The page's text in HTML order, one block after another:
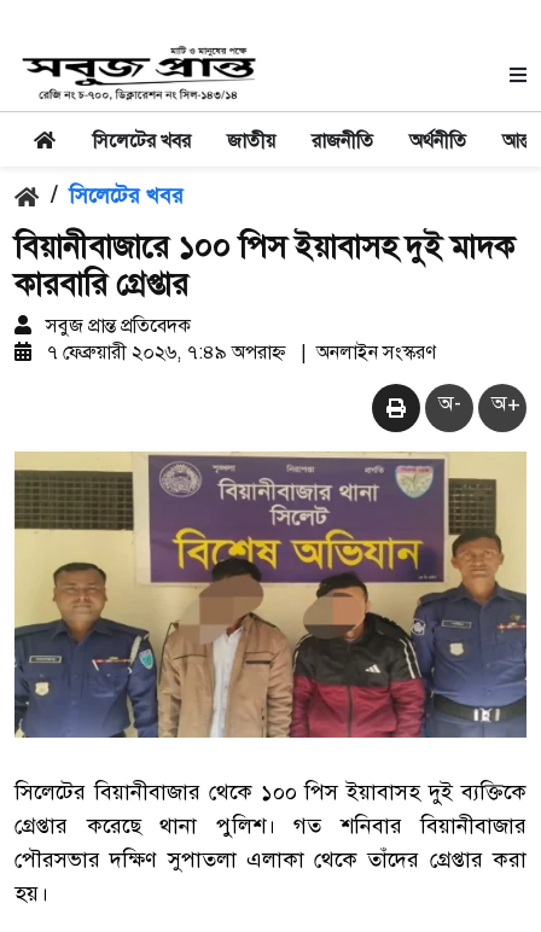
সিলেটের খবর জাতীয় রাজনীতি অর্থনীতি
/ সিলেটের খবর
বিয়ানীবাজারে ১০০ পিস ইয়াবাসহ দুই মাদক
কারবারি গ্রেপ্তার
সবুজ প্রান্ত প্রতিবেদক
৭ ফেব্রুয়ারী ২০২৬, ৭:৪৯ অপরাহ্ন
অনলাইন সংস্করণ
অ- অ+
সিলেটের বিয়ানীবাজার থেকে ১০০ পিস ইয়াবাসহ দুই ব্যক্তিকে
গ্রেপ্তার করেছে থানা পুলিশ। গত শনিবার বিয়ানীবাজার
পৌরসভার দক্ষিণ সুপাতলা এলাকা থেকে তাঁদের গ্রেপ্তার করা
হয়।